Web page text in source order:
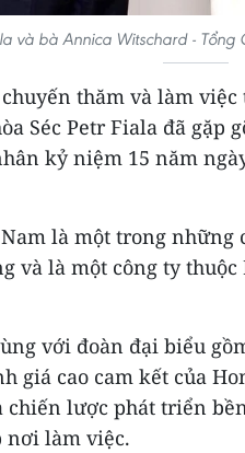
và bà Annica Witschard -
thăm và làm việc
Séc Petr Fiala đã gặp
kỷ niệm 15 năm
là một trong
và là một công ty thuộc
với đoàn đại biểu
giá cao cam kết của
chiến lược phát triển
nơi làm việc.